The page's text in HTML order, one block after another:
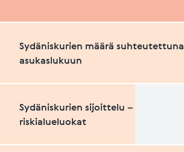
Sydäniskurien määrä suhteutettuna
asukaslukuun
Sydäniskurien sijoittelu –
riskialueluokat